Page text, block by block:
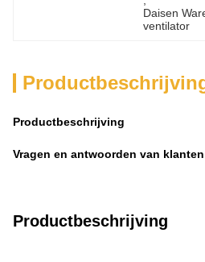
Daisen
ventilator
Productbeschrijving
Vragen en antwoorden van klanten
Productbeschrijving